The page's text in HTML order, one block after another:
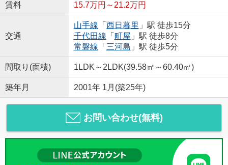
賃料 15.7万円～21.2万円
交通
山手線 「 西日暮里 」駅 徒歩15分
千代田線 「 町屋 」駅 徒歩8分
常磐線 「 三河島 」駅 徒歩5分
間取り(面積) 1LDK～2LDK(39.58㎡～60.40㎡)
築年月 2001年 1月(築25年)
お問い合わせ(無料)